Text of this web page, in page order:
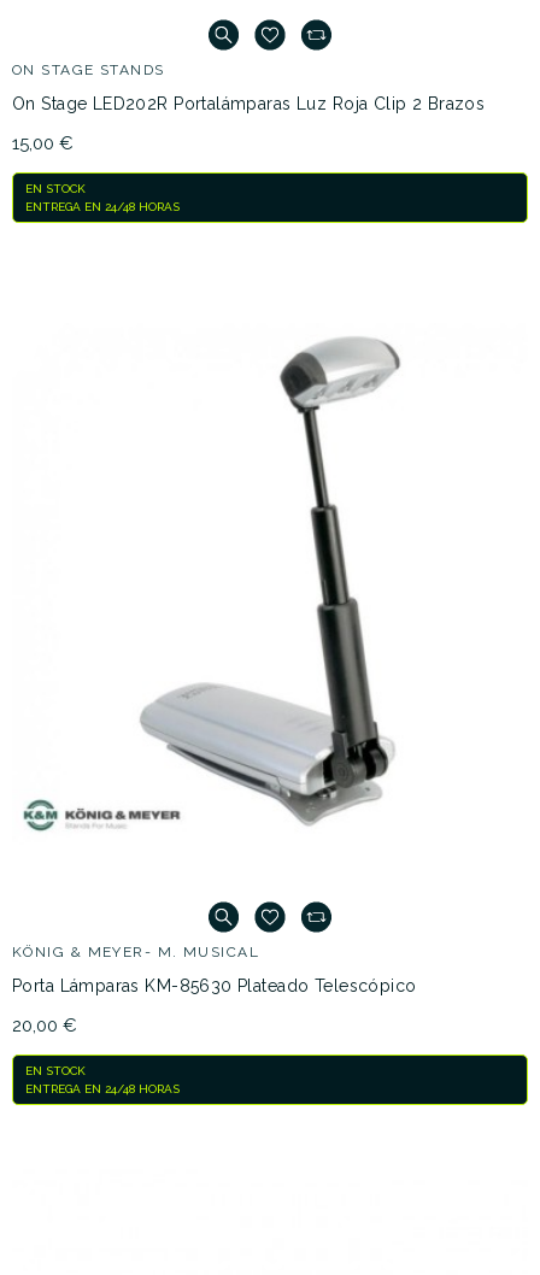
ON STAGE STANDS
On Stage LED202R Portalámparas Luz Roja Clip 2 Brazos
15,00 €
EN STOCK
ENTREGA EN 24/48 HORAS
KÖNIG & MEYER- M. MUSICAL
Porta Lámparas KM-85630 Plateado Telescópico
20,00 €
EN STOCK
ENTREGA EN 24/48 HORAS